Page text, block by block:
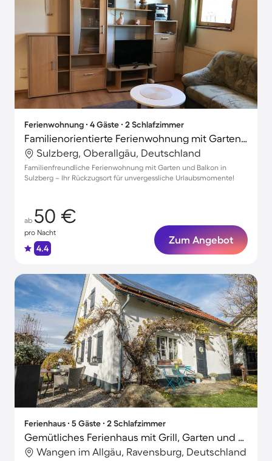
Ferienwohnung ∙ 4 Gäste ∙ 2 Schlafzimmer
Familienorientierte Ferienwohnung mit Garten, Grill und Terrasse | Gartenblick | Hunde erlaubt
Sulzberg, Oberallgäu, Deutschland
Familienfreundliche Ferienwohnung mit Garten und Balkon in
Sulzberg – Ihr Rückzugsort für unvergessliche Urlaubsmomente!
ab 50 €
pro Nacht
4.4
Zum Angebot
Ferienhaus ∙ 5 Gäste ∙ 2 Schlafzimmer
Gemütliches Ferienhaus mit Grill, Garten und Terrasse | Haustiere sind willkommen
Wangen im Allgäu, Ravensburg, Deutschland